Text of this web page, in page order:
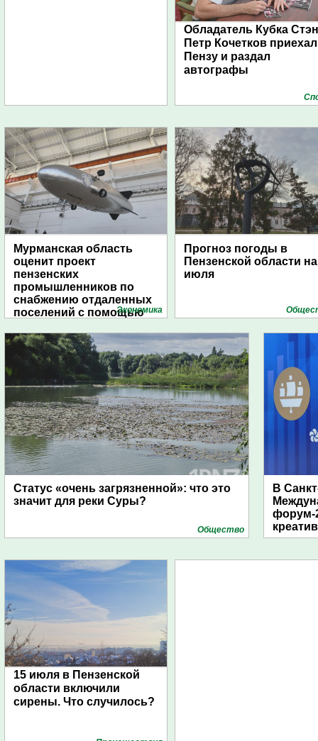
Обладатель Кубка
Петр Кочетков
Пензу и раздал
автографы
Мурманская область
оценит проект
пензенских
промышленников по
снабжению отдаленных
поселений с помощью
Экономика
Прогноз погоды в
Пензенской области
июля
Статус «очень загрязненной»: что это
значит для реки Суры?
Общество
В
форум-
15 июля в Пензенской
области включили
сирены. Что случилось?